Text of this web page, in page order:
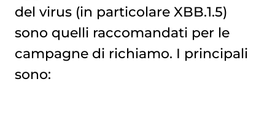
del virus (in particolare XBB.1.5)
sono quelli raccomandati per le
campagne di richiamo. I principali
sono: